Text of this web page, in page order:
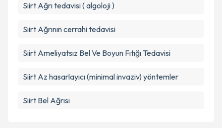
Siirt Ağrı tedavisi ( algoloji )
Siirt Ağrının cerrahi tedavisi
Siirt Ameliyatsız Bel Ve Boyun Fıtığı Tedavisi
Siirt Az hasarlayıcı (minimal invaziv) yöntemler
Siirt Bel Ağrısı